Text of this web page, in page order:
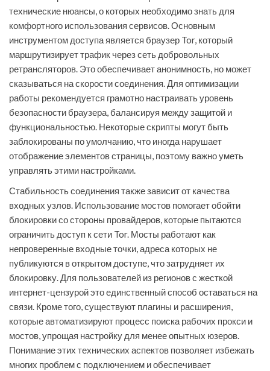
технические нюансы, о которых необходимо знать для
комфортного использования сервисов. Основным
инструментом доступа является браузер Tor, который
маршрутизирует трафик через сеть добровольных
ретрансляторов. Это обеспечивает анонимность, но может
сказываться на скорости соединения. Для оптимизации
работы рекомендуется грамотно настраивать уровень
безопасности браузера, балансируя между защитой и
функциональностью. Некоторые скрипты могут быть
заблокированы по умолчанию, что иногда нарушает
отображение элементов страницы, поэтому важно уметь
управлять этими настройками.
Стабильность соединения также зависит от качества
входных узлов. Использование мостов помогает обойти
блокировки со стороны провайдеров, которые пытаются
ограничить доступ к сети Tor. Мосты работают как
непроверенные входные точки, адреса которых не
публикуются в открытом доступе, что затрудняет их
блокировку. Для пользователей из регионов с жесткой
интернет-цензурой это единственный способ оставаться на
связи. Кроме того, существуют плагины и расширения,
которые автоматизируют процесс поиска рабочих прокси и
мостов, упрощая настройку для менее опытных юзеров.
Понимание этих технических аспектов позволяет избежать
многих проблем с подключением и обеспечивает